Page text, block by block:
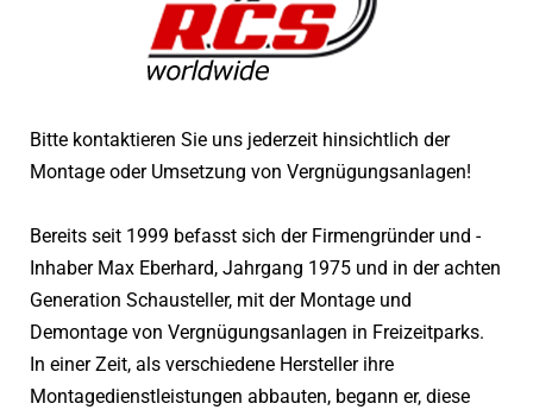
Bitte kontaktieren Sie uns jederzeit hinsichtlich der
Montage oder Umsetzung von Vergnügungsanlagen!
Bereits seit 1999 befasst sich der Firmengründer und -
Inhaber Max Eberhard, Jahrgang 1975 und in der achten
Generation Schausteller, mit der Montage und
Demontage von Vergnügungsanlagen in Freizeitparks.
In einer Zeit, als verschiedene Hersteller ihre
Montagedienstleistungen abbauten, begann er, diese